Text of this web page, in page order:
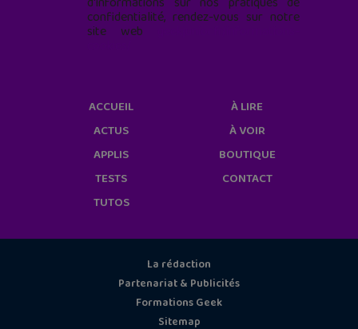
confidentialité, rendez-vous sur notre
site web
ACCUEIL
ACTUS
APPLIS
TESTS
TUTOS
À LIRE
À VOIR
BOUTIQUE
CONTACT
La rédaction
Partenariat & Publicités
Formations Geek
Sitemap